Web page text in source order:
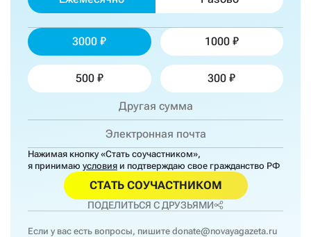
3000 1000
500 300
Нажимая кнопку «Стать соучастником»,
я принимаю условия и подтверждаю свое гражданство РФ
СТАТЬ СОУЧАСТНИКОМ
ПОДЕЛИТЬСЯ С ДРУЗЬЯМИ
Если у вас есть вопросы, пишите donate@novayagazeta.ru